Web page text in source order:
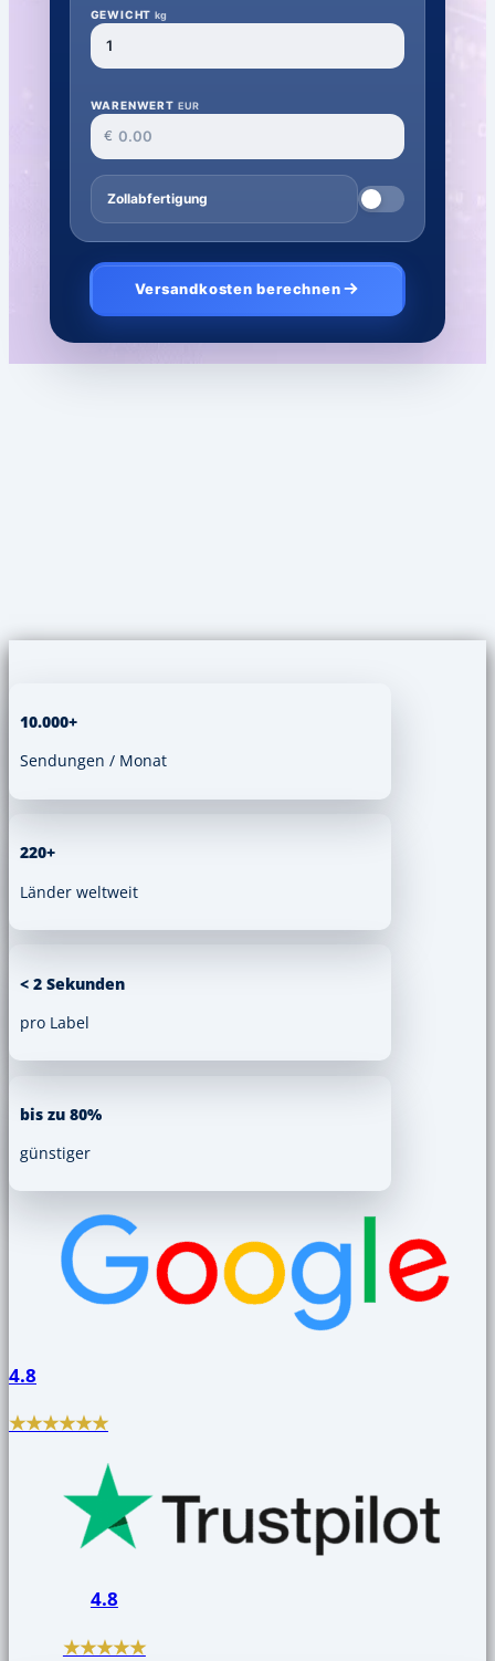
GEWICHT kg
WARENWERT EUR
€
Zollabfertigung
Versandkosten berechnen
10.000+
Sendungen / Monat
220+
Länder weltweit
< 2 Sekunden
pro Label
bis zu 80%
günstiger
4.8
★★★★★★
4.8
★★★★★